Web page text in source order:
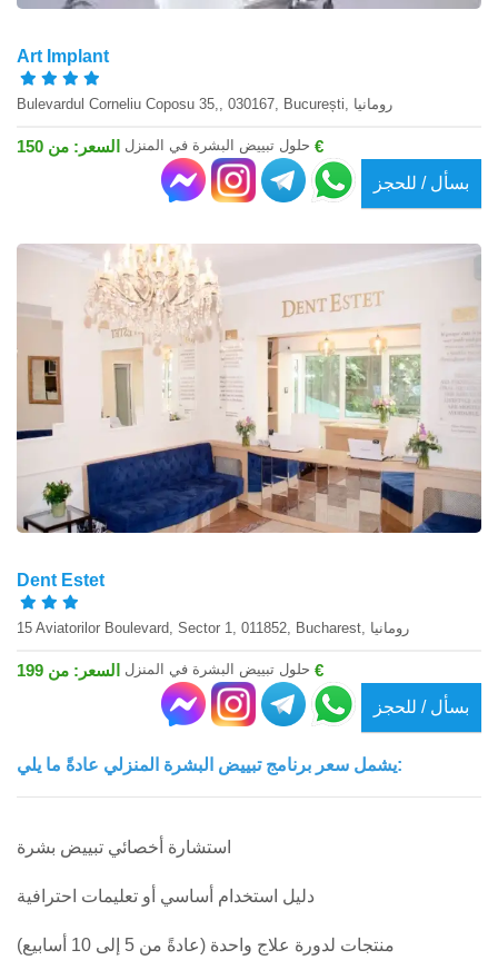
Art Implant
Bulevardul Corneliu Coposu 35,, 030167, București, رومانيا
حلول تبييض البشرة في المنزل السعر: من 150 €
بسأل / للحجز
Dent Estet
15 Aviatorilor Boulevard, Sector 1, 011852, Bucharest, رومانيا
حلول تبييض البشرة في المنزل السعر: من 199 €
بسأل / للحجز
يشمل سعر برنامج تبييض البشرة المنزلي عادةً ما يلي:
استشارة أخصائي تبييض بشرة
دليل استخدام أساسي أو تعليمات احترافية
منتجات لدورة علاج واحدة (عادةً من 5 إلى 10 أسابيع)